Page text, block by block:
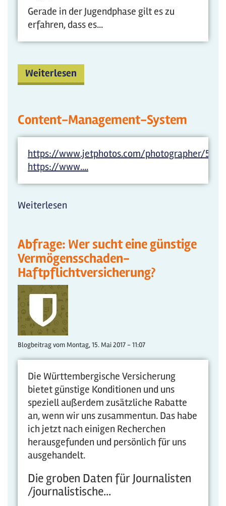
Gerade in der Jugendphase gilt es zu
erfahren, dass es...
Weiterlesen
Content-Management-System
https://www.jetphotos.com/photographer/
https://www....
Weiterlesen
System
Abfrage: Wer sucht eine günstige
Vermögensschaden-
Haftpflichtversicherung?
Blogbeitrag vom Montag, 15. Mai 2017 - 11:07
Die Württembergische Versicherung
bietet günstige Konditionen und uns
speziell außerdem zusätzliche Rabatte
an, wenn wir uns zusammentun. Das habe
ich jetzt nach einigen Recherchen
herausgefunden und persönlich für uns
ausgehandelt.
Die groben Daten für Journalisten
/journalistische...